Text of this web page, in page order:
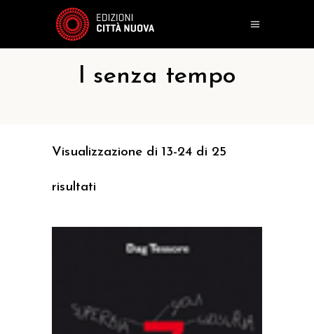
I senza tempo
Visualizzazione di 13-24 di 25
risultati